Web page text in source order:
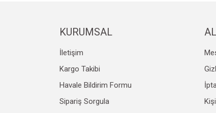
KURUMSAL
İletişim
Kargo Takibi
Havale Bildirim Formu
Sipariş Sorgula